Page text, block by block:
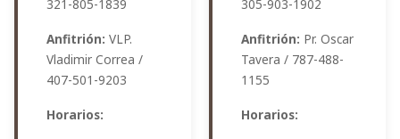
321-805-1839
Anfitrión: VLP.
Vladimir Correa /
407-501-9203
Horarios:
305-903-1902
Anfitrión: Pr. Oscar
Tavera / 787-488-
1155
Horarios: